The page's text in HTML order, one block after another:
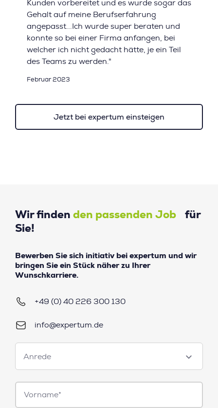
Kunden vorbereitet und es wurde sogar das
Gehalt auf meine Berufserfahrung
angepasst...Ich wurde super beraten und
konnte so bei einer Firma anfangen, bei
welcher ich nicht gedacht hätte, je ein Teil
des Teams zu werden."
Februar 2023
Jetzt bei expertum einsteigen
Wir finden den passenden Job für
Sie!
Bewerben Sie sich initiativ bei expertum und wir
bringen Sie ein Stück näher zu Ihrer
Wunschkarriere.
+49 (0) 40 226 300 130
info@expertum.de
Anrede
Anrede
Vorname*